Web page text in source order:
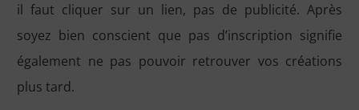
il faut cliquer sur un lien, pas de publicité. Après
soyez bien conscient que pas d’inscription signifie
également ne pas pouvoir retrouver vos créations
plus tard.